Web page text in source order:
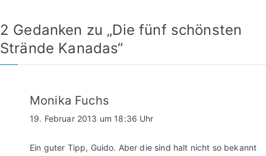
2 Gedanken zu „Die fünf schönsten
Strände Kanadas“
Monika Fuchs
19. Februar 2013 um 18:36 Uhr
Ein guter Tipp, Guido. Aber die sind halt nicht so bekannt